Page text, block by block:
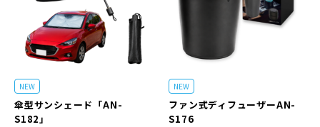
NEW
傘型サンシェード「AN-
S182」
NEW
ファン式ディフューザーAN-
S176